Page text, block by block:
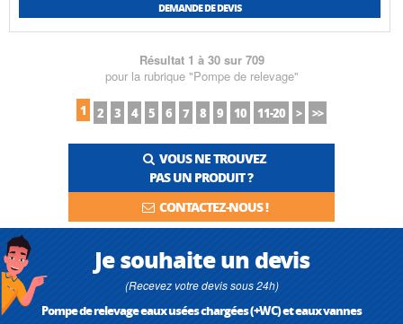
DEMANDE DE DEVIS
Résultat 1 à 30 sur 709
pour la rubrique "Pompe de relevage"
1
2 3 4 5 6 7 8 9 10 11-20 > >>
VOUS NE TROUVEZ
PAS UN PRODUIT ?
CONTACTEZ-NOUS !
Je souhaite un devis
(Recevez votre devis sous 24h)
Pompe de relevage eaux usées chargées (+WC) et eaux vannes